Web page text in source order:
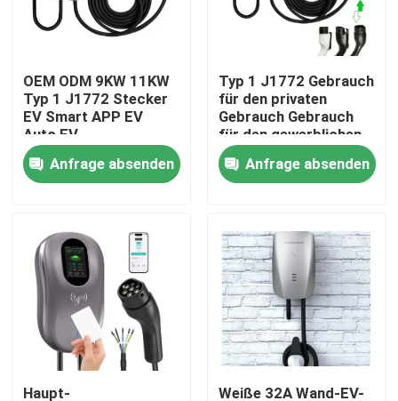
Qualitätskontrolle
Kontakt
EV-Ladegerät-Lösungen
Ladestationen EV
Tragbare EV-Ladegeräte
OEM ODM 9KW 11KW
Typ 1 J1772 Stecker
EV Smart APP EV
Auto EV
Heimladestation EV-
Ladegerät
Anfrage absenden
Typ 1 J1772 Gebrauch
für den privaten
Gebrauch Gebrauch
für den gewerblichen
Gebrauch 32A EV-
Ladegerät 7KW Stufe
2 Ladegerät EVSE
Ladegerät
Anfrage absenden
Haupt- Weiße 32A Wand-EV-